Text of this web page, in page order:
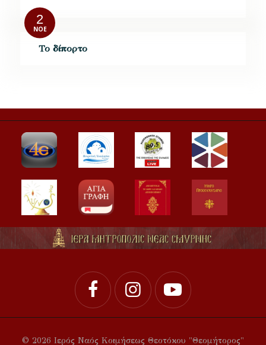
2
ΝΟΈ
Το δίπορτο
© 2026 Ιερός Ναός Κοιμήσεως Θεοτόκου "Θεομήτορος"